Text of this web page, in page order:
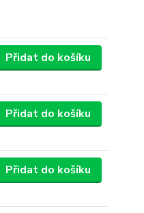
Přidat do košíku
Přidat do košíku
Přidat do košíku